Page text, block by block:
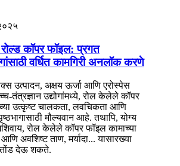
कॉपर फॉइल: प्रगत
वर्धित कामगिरी अनलॉक करणे
उत्पादन, अक्षय ऊर्जा आणि एरोस्पेस
तंत्रज्ञान उद्योगांमध्ये, रोल केलेले कॉपर
उत्कृष्ट चालकता, लवचिकता आणि
मौल्यवान आहे. तथापि, योग्य
रोल केलेले कॉपर फॉइल कामाच्या
अवशिष्ट ताण, मर्यादा... यासारख्या
तोंड देऊ शकते.